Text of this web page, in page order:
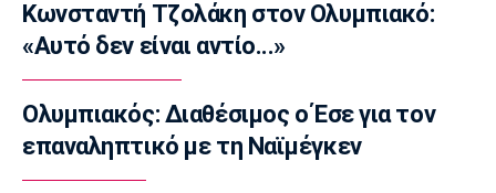
Επικαιρότητα
Καιρός: Αίθριος με υψηλές θερμοκρασίες
Εορτολόγιο: Ποιοι γιορτάζουν σήμερα
Πέμπτη 6 Αυγούστου
07:05
Κωνσταντή Τζολάκη στον Ολυμπιακό:
«Αυτό δεν είναι αντίο...»
Ολυμπιακός: Διαθέσιμος ο Έσε για τον
επαναληπτικό με τη Ναϊμέγκεν